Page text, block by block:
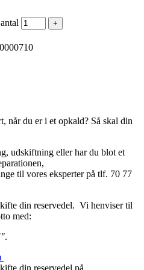
når du er i et opkald? Så skal din
udskiftning eller har du blot et
til vores eksperter på tlf. 70 77
din reservedel. Vi henviser til
med:
.